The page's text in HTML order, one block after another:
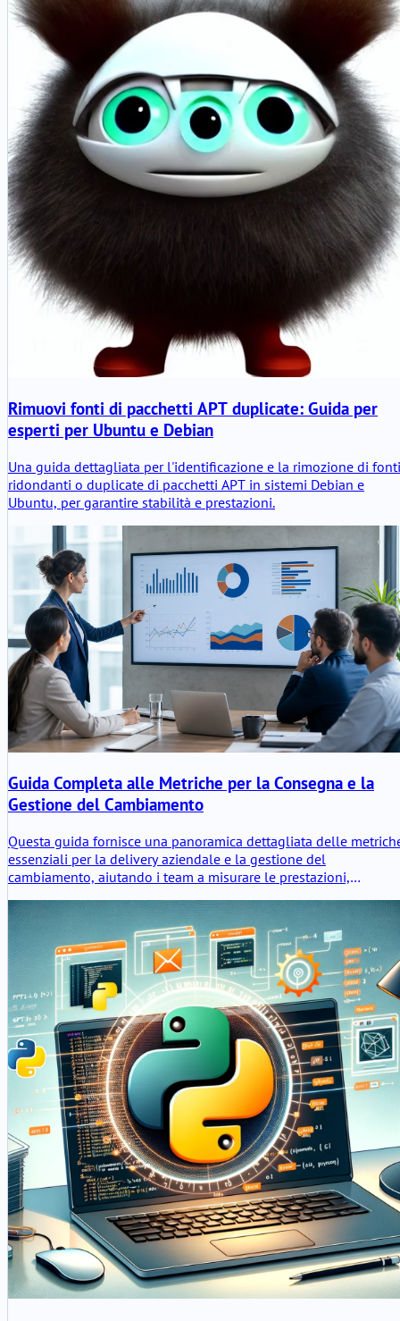
Rimuovi fonti di pacchetti APT duplicate: Guida per
esperti per Ubuntu e Debian
Una guida dettagliata per l'identificazione e la rimozione di fonti
ridondanti o duplicate di pacchetti APT in sistemi Debian e
Ubuntu, per garantire stabilità e prestazioni.
Guida Completa alle Metriche per la Consegna e la
Gestione del Cambiamento
Questa guida fornisce una panoramica dettagliata delle
essenziali per la delivery aziendale e la gestione del
cambiamento, aiutando i team a misurare le prestazioni,
Scopri gli indicatori chiave, i metodi di calcolo e le best practice
per allineare le tue metriche ai risultati aziendali.